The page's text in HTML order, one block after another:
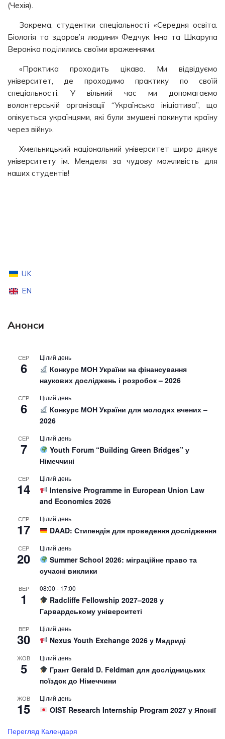
(Чехія).
Зокрема, студентки спеціальності «Середня освіта.
Біологія та здоров’я людини» Федчук Інна та Шкарупа
Вероніка поділились своїми враженнями:
«Практика проходить цікаво. Ми відвідуємо
університет, де проходимо практику по своїй
спеціальності. У вільний час ми допомагаємо
волонтерській організації “Українська ініціатива”, що
опікується українцями, які були змушені покинути країну
через війну».
Хмельницький національний університет щиро дякує
університету ім. Менделя за чудову можливість для
наших студентів!
UK
EN
Анонси
СЕР
6
Цілий день
Конкурс МОН України на фінансування
наукових досліджень і розробок – 2026
СЕР
6
Цілий день
Конкурс МОН України для молодих вчених –
2026
СЕР
7
Цілий день
Youth Forum “Building Green Bridges” у
Німеччині
СЕР
14
Цілий день
Intensive Programme in European Union Law
and Economics 2026
СЕР
17
Цілий день
DAAD: Стипендія для проведення дослідження
СЕР
20
Цілий день
Summer School 2026: міграційне право та
сучасні виклики
ВЕР
1
08:00 - 17:00
Radcliffe Fellowship 2027–2028 у
Гарвардському університеті
ВЕР
30
Цілий день
Nexus Youth Exchange 2026 у Мадриді
ЖОВ
5
Цілий день
Грант Gerald D. Feldman для дослідницьких
поїздок до Німеччини
ЖОВ
15
Цілий день
OIST Research Internship Program 2027 у Японії
Перегляд Календаря